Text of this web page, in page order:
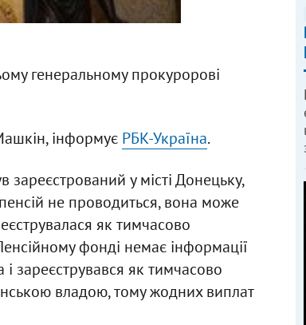
генеральному прокуророві
інформує РБК-Україна.
у місті Донецьку,
не проводиться, вона може
як тимчасово
фонді немає інформації
зареєструвався як тимчасово
владою, тому жодних виплат